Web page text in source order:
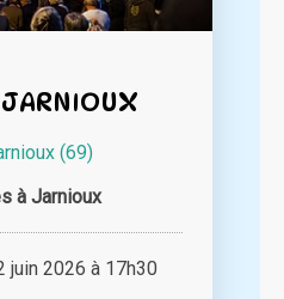
JARNIOUX
(69)
à Jarnioux
juin 2026 à 17h30